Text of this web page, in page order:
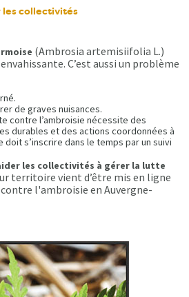
les collectivités
(Ambrosia artemisiifolia L.)
C’est aussi un problème
de graves nuisances.
contre l’ambroisie nécessite des
durables et des actions coordonnées à
doit s’inscrire dans le temps par un suivi
les collectivités à gérer la lutte
territoire vient d’être mis en ligne
l'ambroisie en Auvergne-